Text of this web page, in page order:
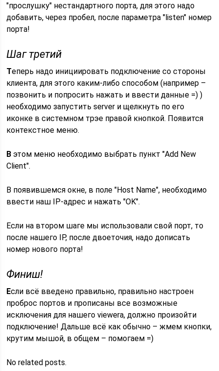
"прослушку" нестандартного порта, для этого надо
добавить, через пробел, после параметра "listen" номер
порта!
Шаг третий
Теперь надо инициировать подключение со стороны
клиента, для этого каким-либо способом (например –
позвонить и попросить нажать и ввести данные =) )
необходимо запустить server и щелкнуть по его
иконке в системном трэе правой кнопкой. Появится
контекстное меню.
В этом меню необходимо выбрать пункт "Add New
Client".
В появившемся окне, в поле "Host Name", необходимо
ввести наш IP-адрес и нажать "OK".
Если на втором шаге мы использовали свой порт, то
после нашего IP, после двоеточия, надо дописать
номер нового порта!
Финиш!
Если всё введено правильно, правильно настроен
проброс портов и прописаны все возможные
исключения для нашего viewerа, должно произойти
подключение! Дальше всё как обычно – жмем кнопки,
крутим мышой, в общем – помогаем =)
No related posts.